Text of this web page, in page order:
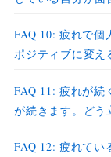
FAQ 10: 疲れで個
ポジティブに変え
FAQ 11: 疲れが続
が続きます。どう
FAQ 12: 疲れてい